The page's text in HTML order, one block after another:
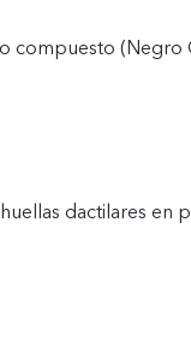
compuesto (Negro
dactilares en